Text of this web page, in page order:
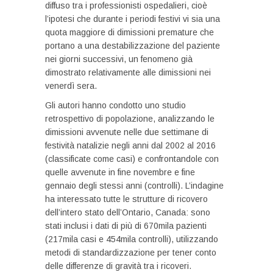
diffuso tra i professionisti ospedalieri, cioè
l’ipotesi che durante i periodi festivi vi sia una
quota maggiore di dimissioni premature che
portano a una destabilizzazione del paziente
nei giorni successivi, un fenomeno già
dimostrato relativamente alle dimissioni nei
venerdì sera.
Gli autori hanno condotto uno studio
retrospettivo di popolazione, analizzando le
dimissioni avvenute nelle due settimane di
festività natalizie negli anni dal 2002 al 2016
(classificate come casi) e confrontandole con
quelle avvenute in fine novembre e fine
gennaio degli stessi anni (controlli). L’indagine
ha interessato tutte le strutture di ricovero
dell’intero stato dell’Ontario, Canada: sono
stati inclusi i dati di più di 670mila pazienti
(217mila casi e 454mila controlli), utilizzando
metodi di standardizzazione per tener conto
delle differenze di gravità tra i ricoveri.